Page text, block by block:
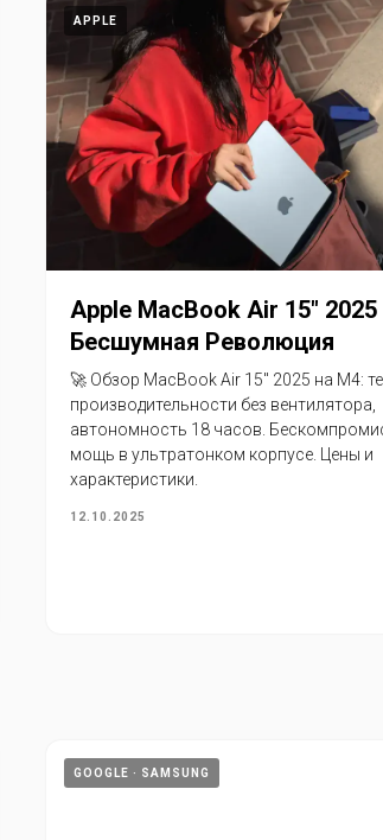
APPLE
Apple MacBook Air 15″ 2025
Бесшумная Революция
🚀 Обзор MacBook Air 15″ 2025 на M4:
производительности без вентилятора,
автономность 18 часов.
мощь в ультратонком корпусе. Цены и
характеристики.
12.10.2025
GOOGLE SAMSUNG